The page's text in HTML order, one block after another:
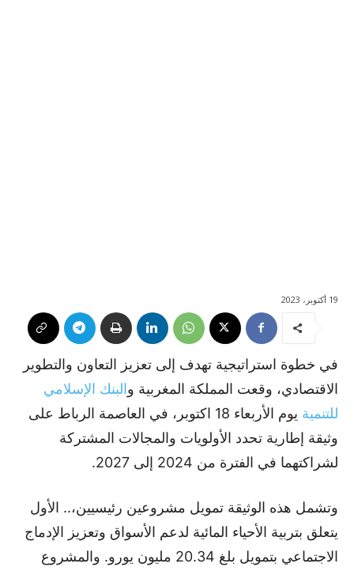
19 أكتوبر، 2023
في خطوة استراتيجية تهدف إلى تعزيز التعاون والتطوير
الاقتصادي، وقعت المملكة المغربية والبنك الإسلامي
للتنمية
يوم الأربعاء 18 اكتوبر، في العاصمة الرباط على
وثيقة إطارية تحدد الأولويات والمجالات المشتركة
لشراكتهما في الفترة من 2024 إلى 2027.
وتشمل هذه الوثيقة تمويل مشروعين رئيسيين،.. الأول
يتعلق بتربية الأحياء المائية لدعم الأسواق وتعزيز الإدماج
الاجتماعي بتمويل بلغ 20.34 مليون يورو. والمشروع